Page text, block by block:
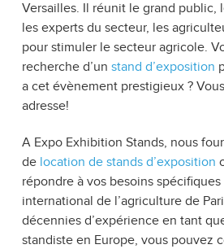
Versailles. Il réunit le grand public,
les experts du secteur, les
pour stimuler le secteur agricole.
recherche d’un stand d’exposition
a cet évènement prestigieux ?
adresse!
A Expo Exhibition Stands, nous
de location de stands d’exposition
répondre à vos besoins spécifiques
international de l’agriculture de
décennies d’expérience en tant
standiste en Europe, vous pouvez